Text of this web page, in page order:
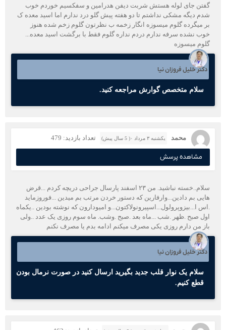
گفتن جای لوله هستش شربت دیفن هدرامین و سفکسیم خوردم خوب
شدم دیگه مشکی نداشتم تا دو هفته پیش گلو درد ندارم اما اسید معده ک
بر میگرده گلوم میسوزه انگار زخمه ب نظرتون گلوم زخم شده هنوز
خوب نشده سرفه ندارم دردم نداره گلوم فقط با برگشت اسید معده...
گلوم میسوزه
دکتر خلیل فروزان نیا
سلام متخصص گوارش مراجعه کنید.
محمد یکشنبه ۳ مرداد ۰( 5 سال پیش) تعداد بازدید: 479
مشاهده پرسش
سلام‌..خسته نباشید. من ۲۳ اسفند پارسال جراحی دریچه کردم ...قرض
هایی بم دادین...وارفارین که دستور خردن مرتب بم میدین ...فوروزماید
.اس ا...بیزوپرولول...اسپیرونولاکتون...و امیودارون که نوشته بودین ..یکماه
اول صبح .ظهر .شب ...ماه بعد .صبح .وشب. ماه سوم روزی یک عدد ..ولی
باز من دارم روزی یکی مصرف میکنم ادامه بدم یا مصرف نکنم
دکتر خلیل فروزان نیا
سلام یک نوار قلب جدید بگیرید ارسال کنید در صورت نرمال بودن
قطع کنیم.